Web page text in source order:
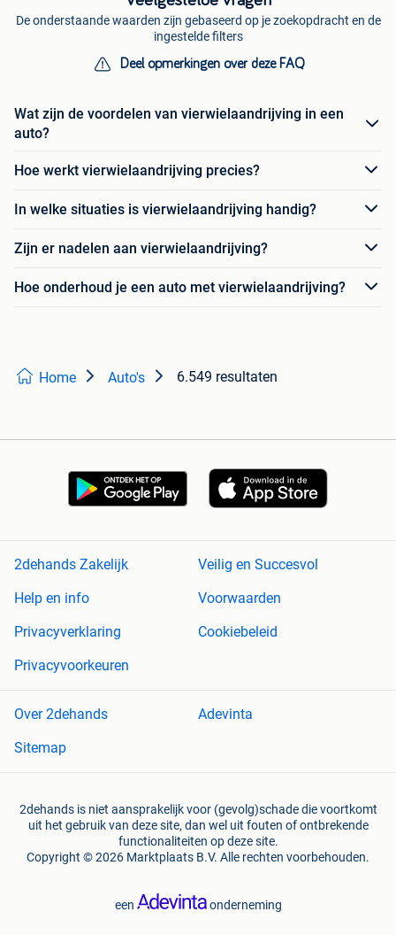
De onderstaande waarden zijn gebaseerd op je zoekopdracht en de
ingestelde filters
Deel opmerkingen over deze FAQ
Wat zijn de voordelen van vierwielaandrijving in een
auto?
Hoe werkt vierwielaandrijving precies?
In welke situaties is vierwielaandrijving handig?
Zijn er nadelen aan vierwielaandrijving?
Hoe onderhoud je een auto met vierwielaandrijving?
Home Auto's 6.549 resultaten
2dehands Zakelijk
Veilig en Succesvol
Help en info
Voorwaarden
Privacyverklaring
Cookiebeleid
Privacyvoorkeuren
Over 2dehands
Adevinta
Sitemap
2dehands is niet aansprakelijk voor (gevolg)schade die voortkomt
uit het gebruik van deze site, dan wel uit fouten of ontbrekende
functionaliteiten op deze site.
Copyright © 2026 Marktplaats B.V. Alle rechten voorbehouden.
een onderneming